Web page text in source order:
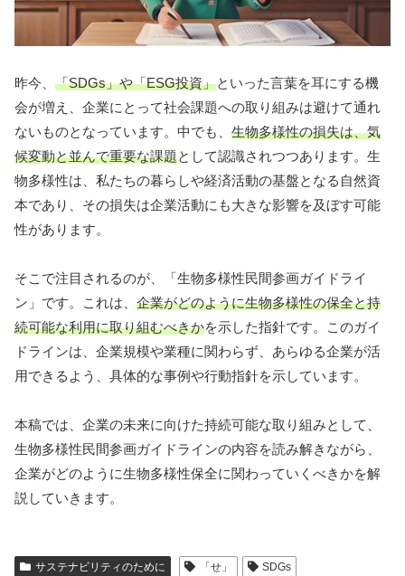
昨今、 「SDGs」や「ESG投資」といった言葉を耳にする機
会が増え、企業にとって社会課題への取り組みは避けて通れ
ないものとなっています。中でも、 生物多様性の損失は、気
候変動と並んで重要な課題として認識されつつあります。生
物多様性は、私たちの暮らしや経済活動の基盤となる自然資
本であり、その損失は企業活動にも大きな影響を及ぼす可能
性があります。
そこで注目されるのが、「生物多様性民間参画ガイドライ
ン」です。これは、 企業がどのように生物多様性の保全と持
続可能な利用に取り組むべきかを示した指針です。このガイ
ドラインは、企業規模や業種に関わらず、あらゆる企業が活
用できるよう、具体的な事例や行動指針を示しています。
本稿では、企業の未来に向けた持続可能な取り組みとして、
生物多様性民間参画ガイドラインの内容を読み解きながら、
企業がどのように生物多様性保全に関わっていくべきかを解
説していきます。
サステナビリティのために 「せ」
SDGs